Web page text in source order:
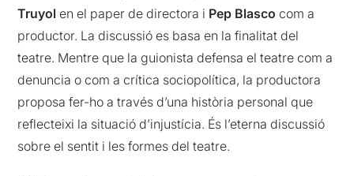
Truyol en el paper de directora i Pep Blasco com a
productor. La discussió es basa en la finalitat del
teatre. Mentre que la guionista defensa el teatre com a
denuncia o com a crítica sociopolítica, la productora
proposa fer-ho a través d’una història personal que
reflecteixi la situació d’injustícia. És l’eterna discussió
sobre el sentit i les formes del teatre.